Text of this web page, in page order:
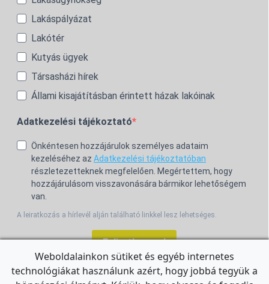
Lakáspályázat
Lakótér
Kutyás ügyek
Társasházi hírek
Állami kisajátításban érintett házak lakóinak
Adatkezelési tájékoztató
Önkéntesen hozzájárulok személyes adataim
kezeléséhez az Adatkezelési tájékoztatóban
részletezetteknek megfelelően. Megértettem, hogy
hozzájárulásom visszavonására bármikor lehetőségem
van.
A leiratkozás a hírlevél alján található linkkel lesz lehetséges.
Feliratkozom!
Weboldalainkon sütiket és egyéb internetes
technológiákat használunk azért, hogy jobbá tegyük a